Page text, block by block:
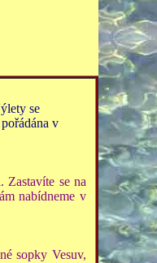
se
v
Zastavíte se na
nabídneme v
sopky Vesuv,